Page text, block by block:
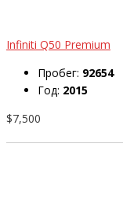
Infiniti Q50 Premium
Пробег: 92654
Год: 2015
$7,500